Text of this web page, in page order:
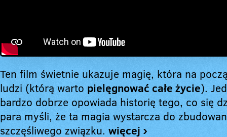
Ten film świetnie ukazuje magię, która na
ludzi (którą warto pielęgnować całe życie).
bardzo dobrze opowiada historię tego, co się
para myśli, że ta magia wystarcza do
szczęśliwego związku. więcej ›